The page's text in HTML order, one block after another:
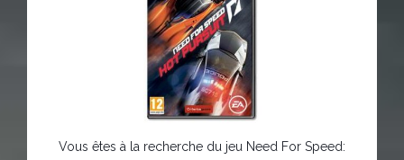
Vous êtes à la recherche du jeu Need For Speed: